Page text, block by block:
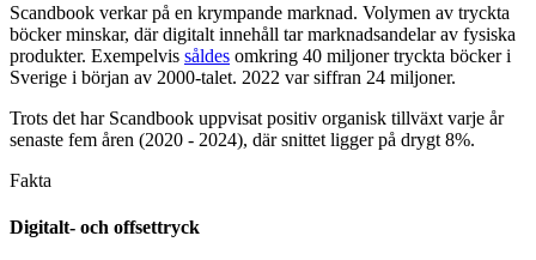
Scandbook verkar på en krympande marknad. Volymen av tryckta
böcker minskar, där digitalt innehåll tar marknadsandelar av fysiska
produkter. Exempelvis såldes omkring 40 miljoner tryckta böcker i
Sverige i början av 2000-talet. 2022 var siffran 24 miljoner.
Trots det har Scandbook uppvisat positiv organisk tillväxt varje år
senaste fem åren (2020 - 2024), där snittet ligger på drygt 8%.
Fakta
Digitalt- och offsettryck